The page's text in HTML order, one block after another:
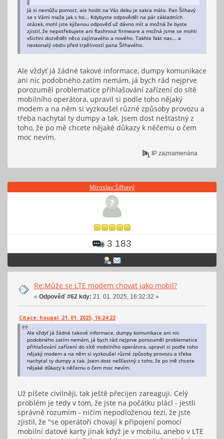
Já si nemůžu pomoct, ale hodit na Vás deku je sakra málo. Pan Šilhavý
se s Vámi maže jak s ho... Kdybyste odpověděl na pár základních
otázek, mohl jste kýženou odpověď už dávno mít a možná že byste
zjistil, že nepotřebujete ani flashnout firmware a možná jsme se mohli
všichni dozvědět něco zajímavého a nového. Takhle fakt nas... a
neskonalý obdiv před trpělivostí pana Šilhavého.
Ale vždyť já žádné takové informace, dumpy komunikace
ani nic podobného zatím nemám, já bych rád nejprve
porozuměl problematice přihlašování zařízení do sítě
mobilního operátora, upravil si podle toho nějaký
modem a na něm si vyzkoušel různé způsoby provozu a
třeba nachytal ty dumpy a tak. Jsem dost nešťastný z
toho, že po mě chcete nějaké důkazy k něčemu o čem
moc nevím.
IP zaznamenána
Miroslav Šilhavý
3 183
Re:Může se LTE modem chovat jako mobil?
« Odpověď #62 kdy: 21. 01. 2025, 16:32:32 »
Citace: houpal 21. 01. 2025, 16:24:22
Ale vždyť já žádné takové informace, dumpy komunikace ani nic
podobného zatím nemám, já bych rád nejprve porozuměl problematice
přihlašování zařízení do sítě mobilního operátora, upravil si podle toho
nějaký modem a na něm si vyzkoušel různé způsoby provozu a třeba
nachytal ty dumpy a tak. Jsem dost nešťastný z toho, že po mě chcete
nějaké důkazy k něčemu o čem moc nevím.
Už píšete civilněji, tak ještě přecijen zareaguji. Celý
problém je tedy v tom, že jste na počátku plácl - jestli
správně rozumím - ničím nepodloženou tezi, že jste
zjistil, že "se operátoři chovají k připojení pomocí
mobilní datové karty jinak když je v mobilu, anebo v LTE